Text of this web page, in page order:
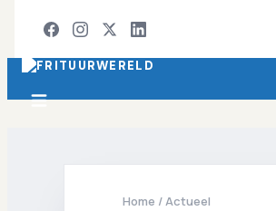
Home /Actueel